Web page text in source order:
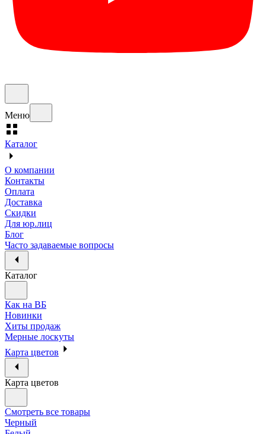
Меню
Каталог
О компании
Контакты
Оплата
Доставка
Скидки
Для юр.лиц
Блог
Часто задаваемые вопросы
Каталог
Как на ВБ
Новинки
Хиты продаж
Мерные лоскуты
Карта цветов
Карта цветов
Смотреть все товары
Черный